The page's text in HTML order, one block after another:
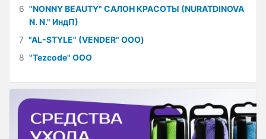
6 "NONNY BEAUTY" САЛОН КРАСОТЫ (NURATDINOVA
N. N." ИндП)
7 "AL-STYLE" (VENDER" ООО)
8 "Tezcode" ООО